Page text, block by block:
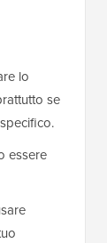
lo
se
essere